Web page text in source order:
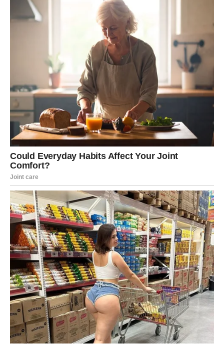
Vage očekuje period ispunjen emocijama.
Nova osoba ili nova energija u postojećem odnosu donosi
Srce vam pokazuje pravi put
Pred vama su trenuci koje ćete dugo pamtiti.
ŠKORPIJA
Pred vama je snažan finansijski preokret.
Moguća je nova poslovna ponuda ili prilika za dodatnu
zaradu.